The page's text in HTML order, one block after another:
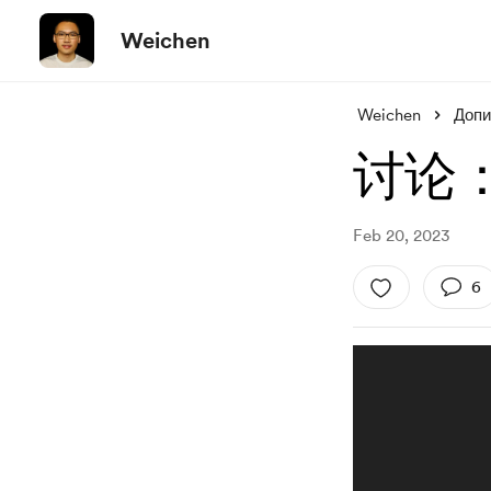
Weichen
Weichen
讨论
Feb 20, 2023
6